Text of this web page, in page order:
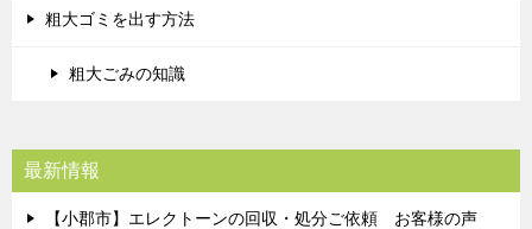
粗大ゴミを出す方法
粗大ごみの知識
最新情報
【小郡市】エレクトーンの回収・処分ご依頼 お客様の声